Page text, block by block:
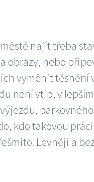
najít třeba
obrazy, nebo
vyměnit těsnění
není vtip, v
kdo takovou
Levněji a